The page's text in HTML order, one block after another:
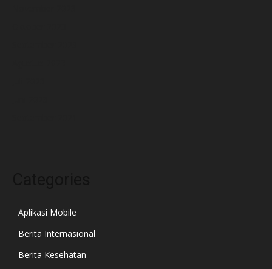
Aplikasi Mobile
Berita Internasional
Berita Kesehatan